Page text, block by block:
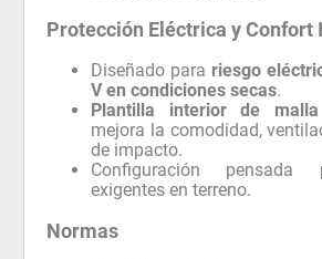
Protección Eléctrica y Confort
Diseñado para riesgo
V en condiciones secas.
Plantilla interior de
mejora la comodidad,
de impacto.
Configuración pensada
exigentes en terreno.
Normas